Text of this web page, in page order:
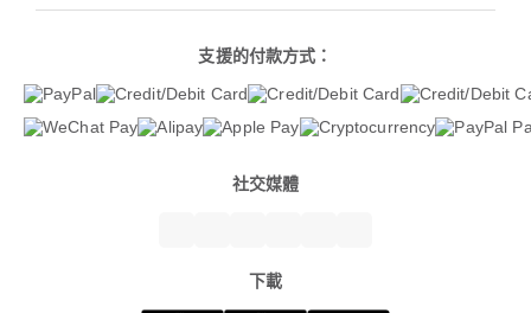
支援的付款方式：
社交媒體
下載